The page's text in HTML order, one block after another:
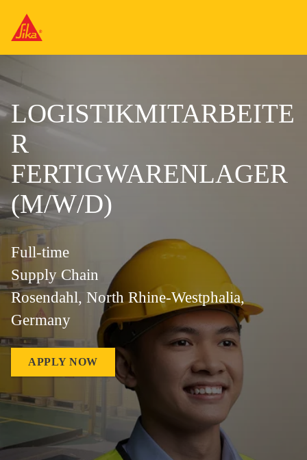
LOGISTIKMITARBEITE
R
FERTIGWARENLAGER
(M/W/D)
Full-time
Supply Chain
Rosendahl, North Rhine-Westphalia,
Germany
APPLY NOW